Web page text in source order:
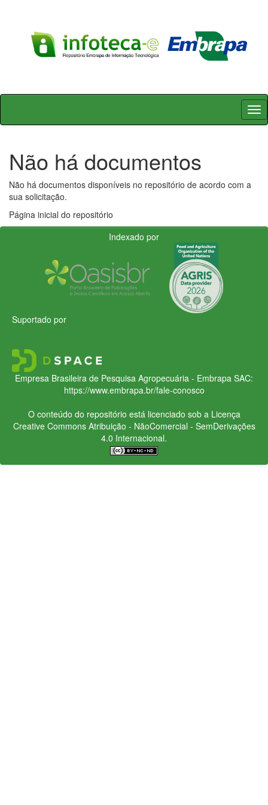
Skip
Não há documentos
Não há documentos disponíveis no repositório de acordo com a
sua solicitação.
Página inicial do repositório
Indexado por
Suportado por
Empresa Brasileira de Pesquisa Agropecuária - Embrapa SAC:
https://www.embrapa.br/fale-conosco
O conteúdo do repositório está licenciado sob a Licença
Creative CommonsAtribuição - NãoComercial - SemDerivações
4.0 Internacional.